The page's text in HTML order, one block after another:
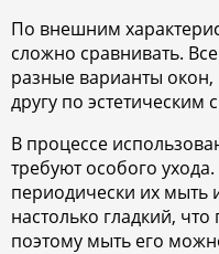
По внешним
сложно сравнивать.
разные варианты окон,
другу по эстетическим
В процессе
требуют особого
периодически их мыть
настолько гладкий,
поэтому мыть его